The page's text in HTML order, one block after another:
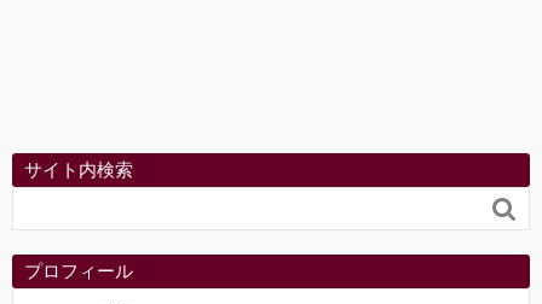
サイト内検索

プロフィール